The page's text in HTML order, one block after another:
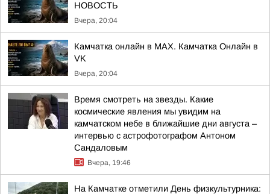
НОВОСТЬ
Вчера, 20:04
Камчатка онлайн в MAX. Камчатка Онлайн в
VK
Вчера, 20:04
Время смотреть на звезды. Какие
космические явления мы увидим на
камчатском небе в ближайшие дни августа –
интервью с астрофотографом Антоном
Сандаловым
Вчера, 19:46
На Камчатке отметили День физкультурника: